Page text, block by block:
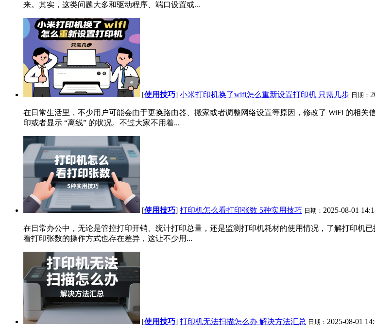
来。其实，这类问题大多和驱动程序、端口设置或...
[使用技巧] 小米打印机换了wifi怎么重新设置打印机 只需几步 日期：
在日常生活里，不少用户可能会由于更换路由器、搬家或者调整网络设置等原因，修改了 WiFi 的相
印或者显示 “离线” 的状况。不过大家不用着...
[使用技巧] 打印机怎么看打印张数 5种实用技巧 日期： 2025-08-01
在日常办公中，无论是管控打印开销、统计打印总量，还是监测打印机耗材的使用情况，了解打印机
看打印张数的操作方式也存在差异，这让不少用...
[使用技巧] 打印机无法扫描怎么办 解决方法汇总 日期： 2025-08-01